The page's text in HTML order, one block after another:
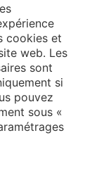
cookies et
web. Les
sont
si
pouvez
sous «